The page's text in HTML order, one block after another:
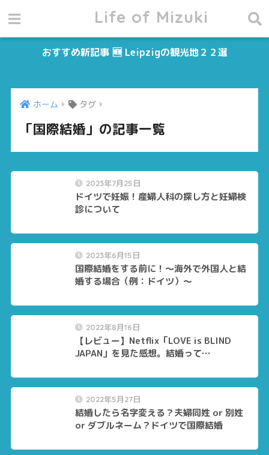
Life of Mizuki
おすすめ新記事 🆕 Leipzigの観光地２２選
ホーム タグ
「国際結婚」の記事一覧
2023年7月25日
ドイツで妊娠！産婦人科の探し方と妊婦検
診について
2023年6月15日
国際結婚をする前に！～海外で外国人と結
婚する場合（例：ドイツ）～
2022年8月16日
【レビュー】Netflix「LOVE is BLIND
JAPAN」を見た感想。結婚って…
2022年5月27日
結婚したら名字変える？夫婦同姓 or 別姓
or ダブルネーム？ドイツで国際結婚